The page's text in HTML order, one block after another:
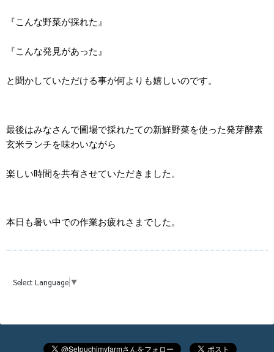
『こんな野菜が採れた』
『こんな発見があった』
と聞かしていただける事が何よりも嬉しいのです。
最後はみなさんで圃場で採れたての新鮮野菜を使った発芽酵素
玄米ランチを味わいながら
楽しい時間を共有させていただきました。
本日も暑い中での作業お疲れさまでした。
Select Language ▼